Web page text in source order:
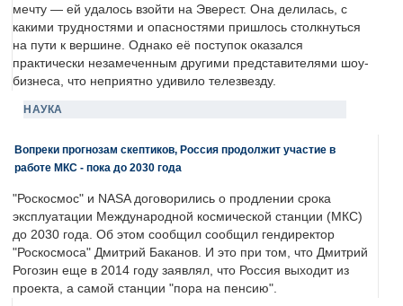
мечту — ей удалось взойти на Эверест. Она делилась, с
какими трудностями и опасностями пришлось столкнуться
на пути к вершине. Однако её поступок оказался
практически незамеченным другими представителями шоу-
бизнеса, что неприятно удивило телезвезду.
НАУКА
Вопреки прогнозам скептиков, Россия продолжит участие в
работе МКС - пока до 2030 года
"Роскосмос" и NASA договорились о продлении срока
эксплуатации Международной космической станции (МКС)
до 2030 года. Об этом сообщил сообщил гендиректор
"Роскосмоса" Дмитрий Баканов. И это при том, что Дмитрий
Рогозин еще в 2014 году заявлял, что Россия выходит из
проекта, а самой станции "пора на пенсию".